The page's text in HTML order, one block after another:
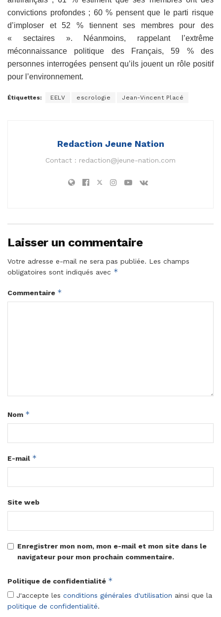
convictions profondes ; 60 % pensent que le parti risque
d’imploser et52 % tiennent ses membres pour des
« sectaires ». Néanmoins, rappelant l’extrême
méconnaissance politique des Français,59 %des
personnes interrogées pensent qu’ils jouent un rôle positif
pour l’environnement.
Étiquettes: EELV escrologie Jean-Vincent Placé
Redaction Jeune Nation
Contact : redaction@jeune-nation.com
Laisser un commentaire
Votre adresse e-mail ne sera pas publiée. Les champs
obligatoires sont indiqués avec *
Commentaire *
Nom *
E-mail *
Site web
Enregistrer mon nom, mon e-mail et mon site dans le
navigateur pour mon prochain commentaire.
Politique de confidentialité *
J'accepte les conditions générales d'utilisation ainsi que la
politique de confidentialité.